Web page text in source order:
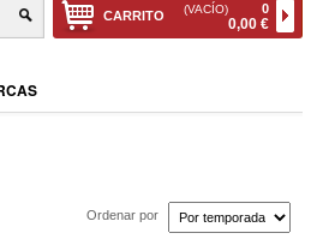
CARRITO (VACÍO) 0
0,00 €
Ordenar por